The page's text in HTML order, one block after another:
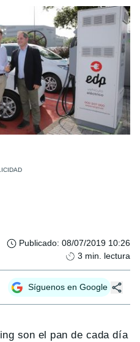
Publicado: 08/07/2019 10:26
3 min. lectura
Síguenos en Google
son el pan de cada día